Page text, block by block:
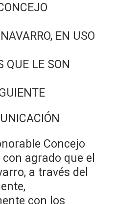
EN USO
QUE LE SON
Concejo
agrado que el
a través del
con los